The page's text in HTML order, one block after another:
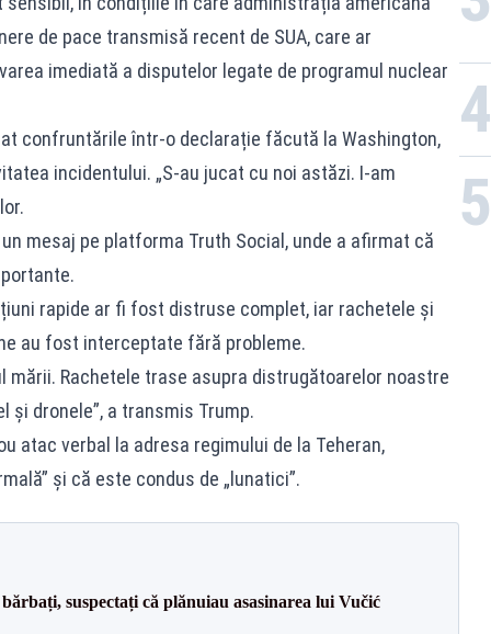
de pace transmisă recent de SUA, care ar
imediată a disputelor legate de programul nuclear
confruntările într-o declarație făcută la Washington,
incidentului. „S-au jucat cu noi astăzi. I-am
mesaj pe platforma Truth Social, unde a afirmat că
rapide ar fi fost distruse complet, iar rachetele și
au fost interceptate fără probleme.
mării. Rachetele trase asupra distrugătoarelor noastre
dronele”, a transmis Trump.
atac verbal la adresa regimului de la Teheran,
și că este condus de „lunatici”.
suspectați că plănuiau asasinarea lui Vučić
4
5